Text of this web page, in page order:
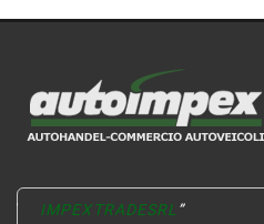
IMPEXTRADESRL